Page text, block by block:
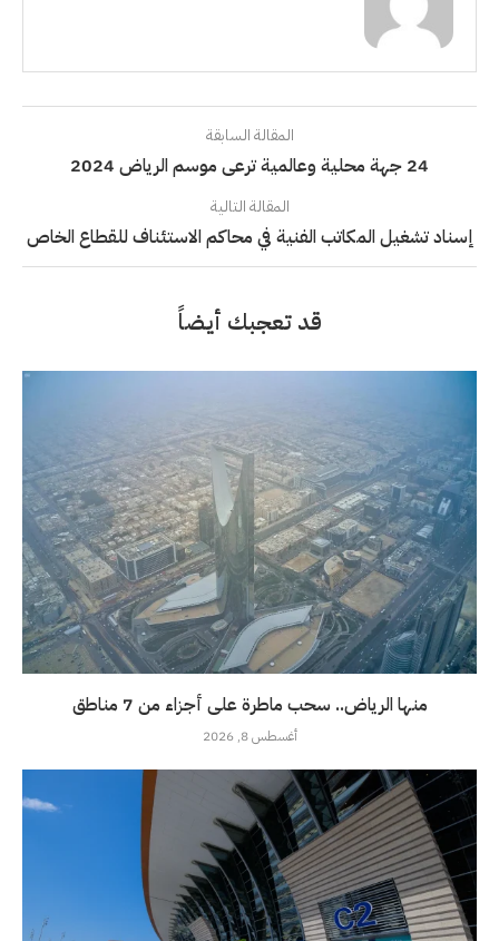
المقالة السابقة
24 جهة محلية وعالمية ترعى موسم الرياض 2024
المقالة التالية
إسناد تشغيل المكاتب الفنية في محاكم الاستئناف للقطاع الخاص
قد تعجبك أيضاً
منها الرياض.. سحب ماطرة على أجزاء من 7 مناطق
أغسطس 8, 2026